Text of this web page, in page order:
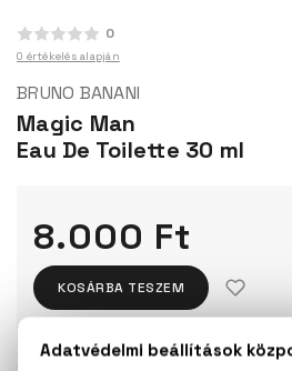
0
0 értékelés alapján
BRUNO BANANI
Magic Man
Eau De Toilette 30 ml
8.000 Ft
KOSÁRBA TESZEM
Törzsvásárlóknak csak:7.600 Ft